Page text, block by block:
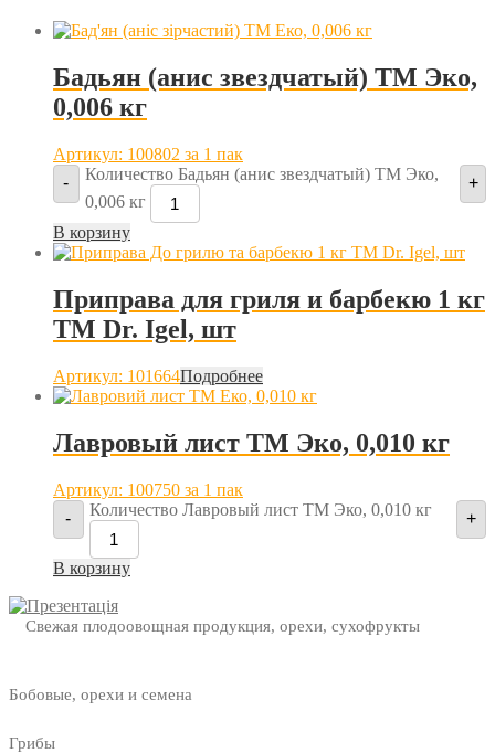
Бадьян (анис звездчатый) ТМ Эко,
0,006 кг
Артикул: 100802 за 1 пак
-
Количество Бадьян (анис звездчатый) ТМ Эко,
0,006 кг
+
В корзину
Приправа для гриля и барбекю 1 кг
TM Dr. Igel, шт
Артикул: 101664Подробнее
Лавровый лист ТМ Эко, 0,010 кг
Артикул: 100750 за 1 пак
-
Количество Лавровый лист ТМ Эко, 0,010 кг +
В корзину
Свежая плодоовощная продукция, орехи, сухофрукты
Бобовые, орехи и семена
Грибы